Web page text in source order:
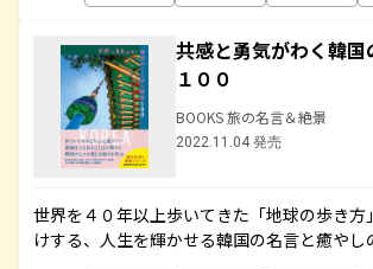
共感と勇気がわく韓
１００
BOOKS 旅の名言＆絶景
2022.11.04 発売
世界を４０年以上歩いてきた「地球の歩き方
けする、人生を輝かせる韓国の名言と癒やし